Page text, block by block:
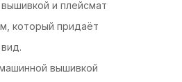
и плейсмат
который придаёт
вышивкой